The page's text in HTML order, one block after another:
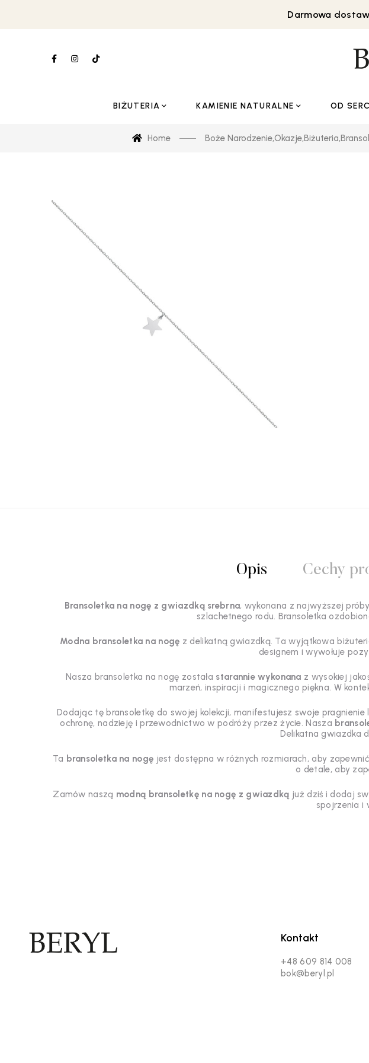
Darmowa
BIŻUTERIA KAMIENIE NATURALNE OD
Home Boże Narodzenie,Okazje,Biżuteria,
Opis Cechy
Bransoletka na nogę z gwiazdką srebrna, wykonana z najwyższej
szlachetnego rodu. Bransoletka
Modna bransoletka na nogę z delikatną gwiazdką. Ta wyjątkowa
designem i wywołuje
Nasza bransoletka na nogę została starannie wykonana z wysokiej
marzeń, inspiracji i magicznego piękna. W
Dodając tę bransoletkę do swojej kolekcji, manifestujesz swoje pragnienie
ochronę, nadzieję i przewodnictwo w podróży przez życie. Nasza
Delikatna gwiazdka
Ta bransoletka na nogę jest dostępna w różnych rozmiarach, aby
o detale, aby
Zamów naszą modną bransoletkę na nogę z gwiazdką już dziś i dodaj
spojrzenia i
Kontakt
+48 609 814 008
bok@beryl.pl